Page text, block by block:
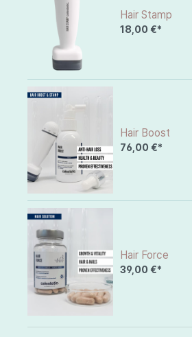
Hair Stamp
18,00 €*
Hair Boost
76,00 €*
Hair Force
39,00 €*